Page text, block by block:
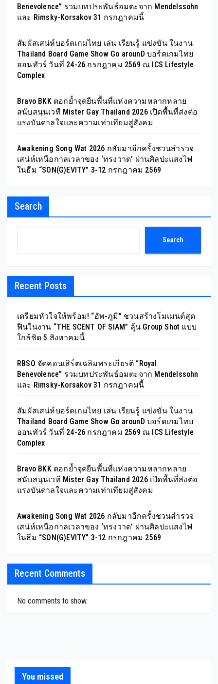
Benevolence” รวมบทประพันธ์อมตะจาก Mendelssohn
และ Rimsky-Korsakov 31 กรกฎาคมนี้
สัมผัสเสน่ห์บอร์ดเกมไทย เล่น เรียนรู้ แข่งขัน ในงาน
Thailand Board Game Show Go arounD บอร์ดเกมไทย
ออนทัวร์ วันที่ 24-26 กรกฎาคม 2569 ณ ICS Lifestyle
Complex
Bravo BKK ตอกย้ำจุดยืนพื้นที่แห่งความหลากหลาย
สนับสนุนเวที Mister Gay Thailand 2026 เปิดพื้นที่ส่งต่อ
แรงบันดาลใจและความเท่าเทียมสู่สังคม
Awakening Song Wat 2026 กลับมาอีกครั้งชวนสำรวจ
เสน่ห์เหนือกาลเวลาของ ‘ทรงวาด’ ผ่านศิลปะแสงไฟ
ในธีม “SON(G)EVITY” 3-12 กรกฎาคม 2569
Search
Search
Recent Posts
เตรียมหัวใจให้พร้อม! “อัพ-ภูมิ” ชวนสร้างโมเมนต์สุด
ฟินในงาน “THE SCENT OF SIAM” ลุ้น Group Shot แบบ
ใกล้ชิด 5 สิงหาคมนี้
RBSO จัดคอนเสิร์ตเฉลิมพระเกียรติ “Royal
Benevolence” รวมบทประพันธ์อมตะจาก Mendelssohn
และ Rimsky-Korsakov 31 กรกฎาคมนี้
สัมผัสเสน่ห์บอร์ดเกมไทย เล่น เรียนรู้ แข่งขัน ในงาน
Thailand Board Game Show Go arounD บอร์ดเกมไทย
ออนทัวร์ วันที่ 24-26 กรกฎาคม 2569 ณ ICS Lifestyle
Complex
Bravo BKK ตอกย้ำจุดยืนพื้นที่แห่งความหลากหลาย
สนับสนุนเวที Mister Gay Thailand 2026 เปิดพื้นที่ส่งต่อ
แรงบันดาลใจและความเท่าเทียมสู่สังคม
Awakening Song Wat 2026 กลับมาอีกครั้งชวนสำรวจ
เสน่ห์เหนือกาลเวลาของ ‘ทรงวาด’ ผ่านศิลปะแสงไฟ
ในธีม “SON(G)EVITY” 3-12 กรกฎาคม 2569
Recent Comments
No comments to show.
You missed